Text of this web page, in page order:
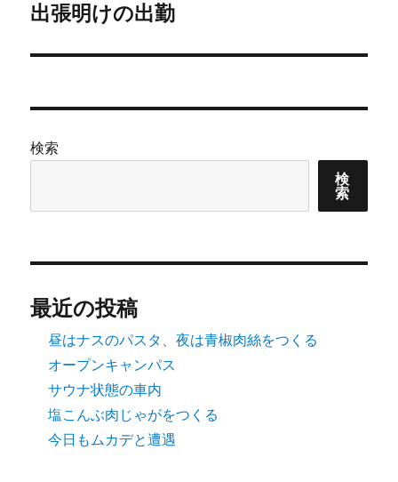
ゲ
ー
ン
次
投
出張明けの出勤
検索
検
索
最近の投稿
昼はナスのパスタ、夜は青椒肉絲をつくる
オープンキャンパス
サウナ状態の車内
塩こんぶ肉じゃがをつくる
今日もムカデと遭遇